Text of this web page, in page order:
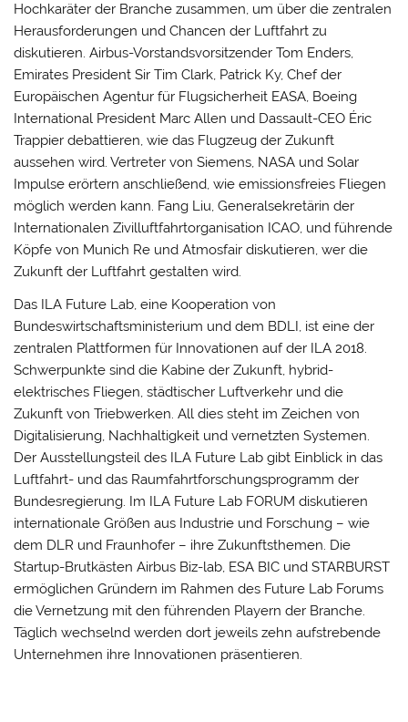
Hochkaräter der Branche zusammen, um über die zentralen
Herausforderungen und Chancen der Luftfahrt zu
diskutieren. Airbus-Vorstandsvorsitzender Tom Enders,
Emirates President Sir Tim Clark, Patrick Ky, Chef der
Europäischen Agentur für Flugsicherheit EASA, Boeing
International President Marc Allen und Dassault-CEO Éric
Trappier debattieren, wie das Flugzeug der Zukunft
aussehen wird. Vertreter von Siemens, NASA und Solar
Impulse erörtern anschließend, wie emissionsfreies Fliegen
möglich werden kann. Fang Liu, Generalsekretärin der
Internationalen Zivilluftfahrtorganisation ICAO, und führende
Köpfe von Munich Re und Atmosfair diskutieren, wer die
Zukunft der Luftfahrt gestalten wird.
Das ILA Future Lab, eine Kooperation von
Bundeswirtschaftsministerium und dem BDLI, ist eine der
zentralen Plattformen für Innovationen auf der ILA 2018.
Schwerpunkte sind die Kabine der Zukunft, hybrid-
elektrisches Fliegen, städtischer Luftverkehr und die
Zukunft von Triebwerken. All dies steht im Zeichen von
Digitalisierung, Nachhaltigkeit und vernetzten Systemen.
Der Ausstellungsteil des ILA Future Lab gibt Einblick in das
Luftfahrt- und das Raumfahrtforschungsprogramm der
Bundesregierung. Im ILA Future Lab FORUM diskutieren
internationale Größen aus Industrie und Forschung – wie
dem DLR und Fraunhofer – ihre Zukunftsthemen. Die
Startup-Brutkästen Airbus Biz-lab, ESA BIC und STARBURST
ermöglichen Gründern im Rahmen des Future Lab Forums
die Vernetzung mit den führenden Playern der Branche.
Täglich wechselnd werden dort jeweils zehn aufstrebende
Unternehmen ihre Innovationen präsentieren.